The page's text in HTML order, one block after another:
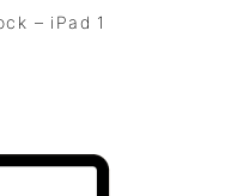
– iPad 1